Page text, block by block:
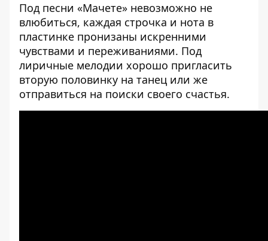
Под песни «Мачете» невозможно не
влюбиться, каждая строчка и нота в
пластинке пронизаны искренними
чувствами и переживаниями. Под
лиричные мелодии хорошо пригласить
вторую половинку на танец или же
отправиться на поиски своего счастья.